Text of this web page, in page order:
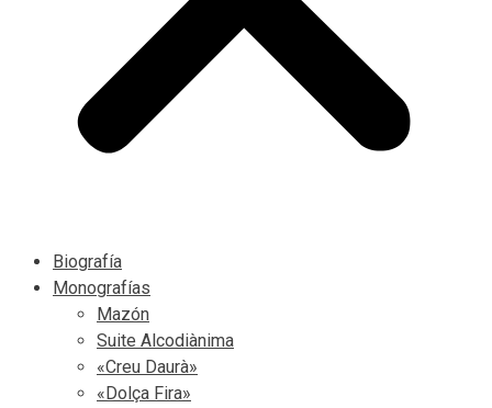
Biografía
Monografías
Mazón
Suite Alcodiànima
«Creu Daurà»
«Dolça Fira»